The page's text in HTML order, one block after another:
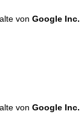
von Google Inc.
von Google Inc.